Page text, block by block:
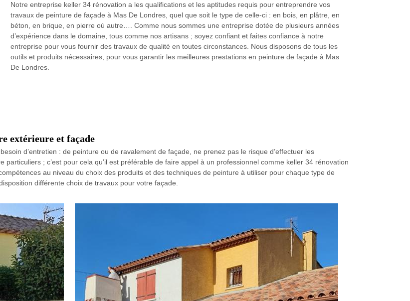
Notre entreprise keller 34 rénovation a les qualifications et les aptitudes requis pour entreprendre vos
travaux de peinture de façade à Mas De Londres, quel que soit le type de celle-ci : en bois, en plâtre, en
béton, en brique, en pierre où autre…. Comme nous sommes une entreprise dotée de plusieurs années
d’expérience dans le domaine, tous comme nos artisans ; soyez confiant et faites confiance à notre
entreprise pour vous fournir des travaux de qualité en toutes circonstances. Nous disposons de tous les
outils et produits nécessaires, pour vous garantir les meilleures prestations en peinture de façade à Mas
De Londres.
extérieure et façade
d’entretien : de peinture ou de ravalement de façade, ne prenez pas le risque d’effectuer les
; c’est pour cela qu’il est préférable de faire appel à un professionnel comme keller 34 rénovation
au niveau du choix des produits et des techniques de peinture à utiliser pour chaque type de
différente choix de travaux pour votre façade.